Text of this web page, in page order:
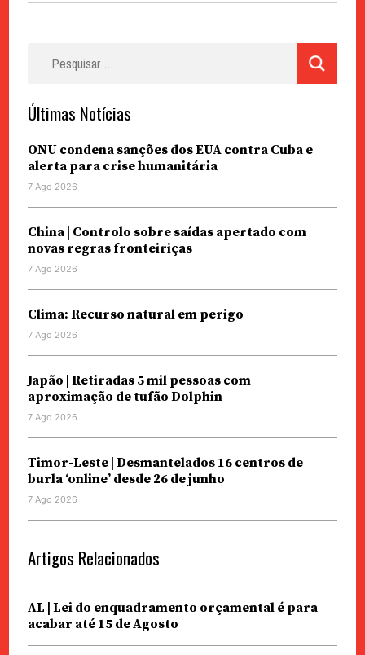
Últimas Notícias
ONU condena sanções dos EUA contra Cuba e
alerta para crise humanitária
7 Ago 2026
China | Controlo sobre saídas apertado com
novas regras fronteiriças
7 Ago 2026
Clima: Recurso natural em perigo
7 Ago 2026
Japão | Retiradas 5 mil pessoas com
aproximação de tufão Dolphin
7 Ago 2026
Timor-Leste | Desmantelados 16 centros de
burla ‘online’ desde 26 de junho
7 Ago 2026
Artigos Relacionados
AL | Lei do enquadramento orçamental é para
acabar até 15 de Agosto